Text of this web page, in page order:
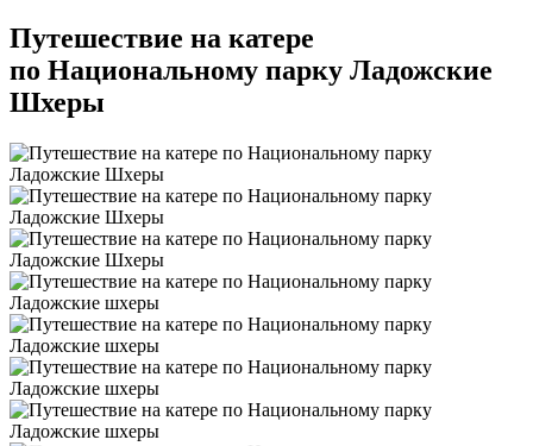
Путешествие на катере
по Национальному парку Ладожские
Шхеры